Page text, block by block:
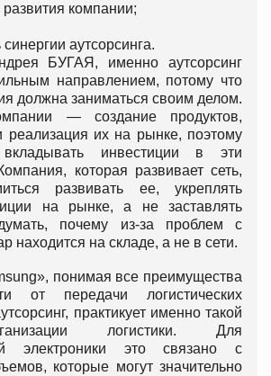
компании;
аутсорсинга.
БУГАЯ, именно аутсорсинг
направлением, потому что
должна заниматься своим делом.
— создание продуктов,
реализация их на рынке, поэтому
инвестиции в эти
которая развивает сеть,
развивать ее, укреплять
на рынке, а не заставлять
почему из-за проблем с
находится на складе, а не в сети.
понимая все преимущества
от передачи логистических
практикует именно такой
логистики. Для
электроники это связано с
которые могут значительно